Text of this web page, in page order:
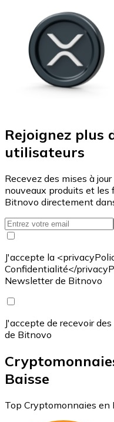
Rejoignez plus
utilisateurs
Recevez des mises à
nouveaux produits et
Bitnovo directement
J'accepte la
Confidentialité</
Newsletter de Bitnovo
J'accepte de recevoir
de Bitnovo
Baisse
Top Cryptomonnaies en